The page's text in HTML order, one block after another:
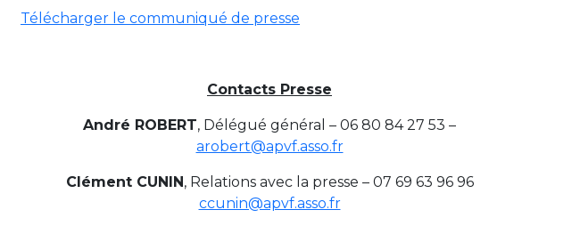
Télécharger le communiqué de presse
Contacts Presse
André ROBERT, Délégué général – 06 80 84 27 53 –
arobert@apvf.asso.fr
Clément CUNIN, Relations avec la presse – 07 69 63 96 96
ccunin@apvf.asso.fr